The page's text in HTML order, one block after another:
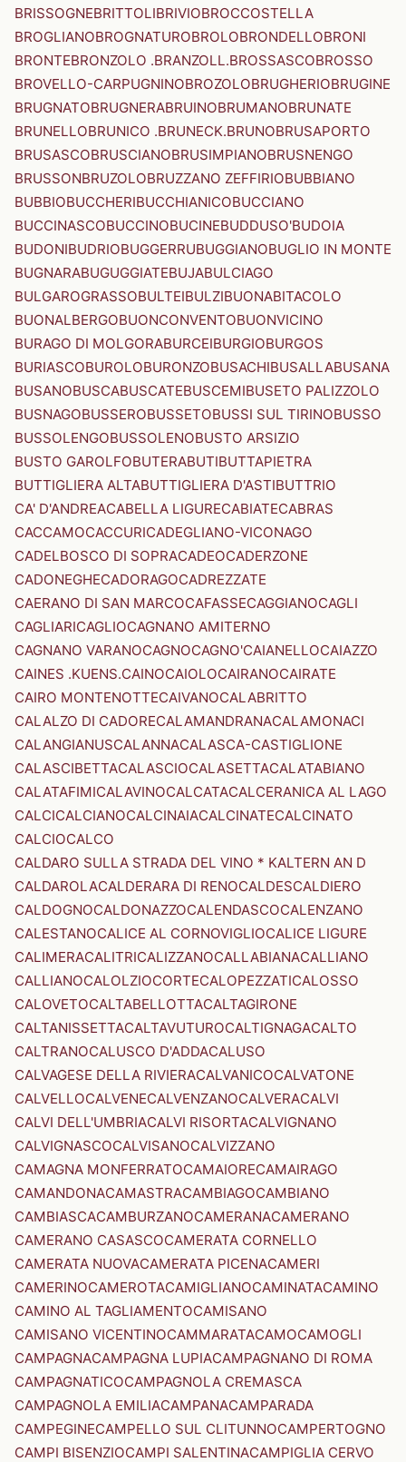
BRISSOGNEBRITTOLIBRIVIOBROCCOSTELLA
BROGLIANOBROGNATUROBROLOBRONDELLOBRONI
BRONTEBRONZOLO .BRANZOLL.BROSSASCOBROSSO
BROVELLO-CARPUGNINOBROZOLOBRUGHERIOBRUGINE
BRUGNATOBRUGNERABRUINOBRUMANOBRUNATE
BRUNELLOBRUNICO .BRUNECK.BRUNOBRUSAPORTO
BRUSASCOBRUSCIANOBRUSIMPIANOBRUSNENGO
BRUSSONBRUZOLOBRUZZANO ZEFFIRIOBUBBIANO
BUBBIOBUCCHERIBUCCHIANICOBUCCIANO
BUCCINASCOBUCCINOBUCINEBUDDUSO'BUDOIA
BUDONIBUDRIOBUGGERRUBUGGIANOBUGLIO IN MONTE
BUGNARABUGUGGIATEBUJABULCIAGO
BULGAROGRASSOBULTEIBULZIBUONABITACOLO
BUONALBERGOBUONCONVENTOBUONVICINO
BURAGO DI MOLGORABURCEIBURGIOBURGOS
BURIASCOBUROLOBURONZOBUSACHIBUSALLABUSANA
BUSANOBUSCABUSCATEBUSCEMIBUSETO PALIZZOLO
BUSNAGOBUSSEROBUSSETOBUSSI SUL TIRINOBUSSO
BUSSOLENGOBUSSOLENOBUSTO ARSIZIO
BUSTO GAROLFOBUTERABUTIBUTTAPIETRA
BUTTIGLIERA ALTABUTTIGLIERA D'ASTIBUTTRIO
CA' D'ANDREACABELLA LIGURECABIATECABRAS
CACCAMOCACCURICADEGLIANO-VICONAGO
CADELBOSCO DI SOPRACADEOCADERZONE
CADONEGHECADORAGOCADREZZATE
CAERANO DI SAN MARCOCAFASSECAGGIANOCAGLI
CAGLIARICAGLIOCAGNANO AMITERNO
CAGNANO VARANOCAGNOCAGNO'CAIANELLOCAIAZZO
CAINES .KUENS.CAINOCAIOLOCAIRANOCAIRATE
CAIRO MONTENOTTECAIVANOCALABRITTO
CALALZO DI CADORECALAMANDRANACALAMONACI
CALANGIANUSCALANNACALASCA-CASTIGLIONE
CALASCIBETTACALASCIOCALASETTACALATABIANO
CALATAFIMICALAVINOCALCATACALCERANICA AL LAGO
CALCICALCIANOCALCINAIACALCINATECALCINATO
CALCIOCALCO
CALDARO SULLA STRADA DEL VINO * KALTERN AN D
CALDAROLACALDERARA DI RENOCALDESCALDIERO
CALDOGNOCALDONAZZOCALENDASCOCALENZANO
CALESTANOCALICE AL CORNOVIGLIOCALICE LIGURE
CALIMERACALITRICALIZZANOCALLABIANACALLIANO
CALLIANOCALOLZIOCORTECALOPEZZATICALOSSO
CALOVETOCALTABELLOTTACALTAGIRONE
CALTANISSETTACALTAVUTUROCALTIGNAGACALTO
CALTRANOCALUSCO D'ADDACALUSO
CALVAGESE DELLA RIVIERACALVANICOCALVATONE
CALVELLOCALVENECALVENZANOCALVERACALVI
CALVI DELL'UMBRIACALVI RISORTACALVIGNANO
CALVIGNASCOCALVISANOCALVIZZANO
CAMAGNA MONFERRATOCAMAIORECAMAIRAGO
CAMANDONACAMASTRACAMBIAGOCAMBIANO
CAMBIASCACAMBURZANOCAMERANACAMERANO
CAMERANO CASASCOCAMERATA CORNELLO
CAMERATA NUOVACAMERATA PICENACAMERI
CAMERINOCAMEROTACAMIGLIANOCAMINATACAMINO
CAMINO AL TAGLIAMENTOCAMISANO
CAMISANO VICENTINOCAMMARATACAMOCAMOGLI
CAMPAGNACAMPAGNA LUPIACAMPAGNANO DI ROMA
CAMPAGNATICOCAMPAGNOLA CREMASCA
CAMPAGNOLA EMILIACAMPANACAMPARADA
CAMPEGINECAMPELLO SUL CLITUNNOCAMPERTOGNO
CAMPI BISENZIOCAMPI SALENTINACAMPIGLIA CERVO